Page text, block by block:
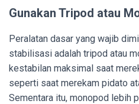
Gunakan Tripod atau
Peralatan dasar yang wajib
stabilisasi adalah tripod atau
kestabilan maksimal saat
seperti saat merekam pidato
Sementara itu, monopod lebih